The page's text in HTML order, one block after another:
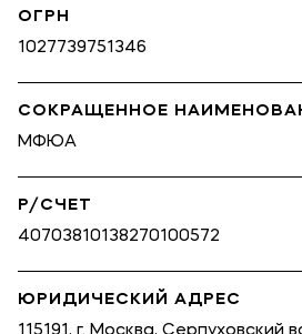
ОГРН
1027739751346
CОКРАЩЕННОЕ
МФЮА
Р/СЧЕТ
40703810138270100572
ЮРИДИЧЕСКИЙ АДРЕС